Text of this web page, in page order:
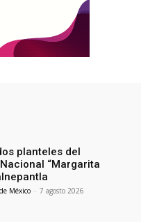
planteles del
“Margarita
México - 7 agosto 2026